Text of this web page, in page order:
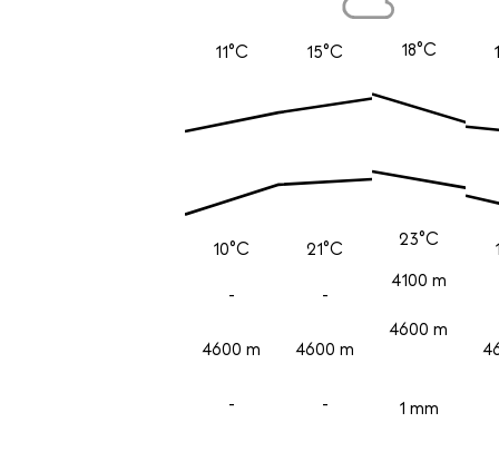
11°C
10°C
-
4600 m
-
15°C
21°C
-
4600 m
-
18°C
23°C
4100 m
4600 m
1 mm